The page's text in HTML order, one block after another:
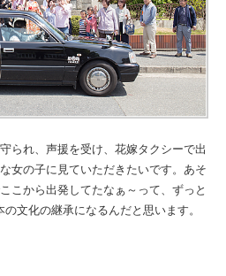
られ、声援を受け、花嫁タクシーで出
女の子に見ていただきたいです。あそ
こから出発してたなぁ～って、ずっと
文化の継承になるんだと思います。